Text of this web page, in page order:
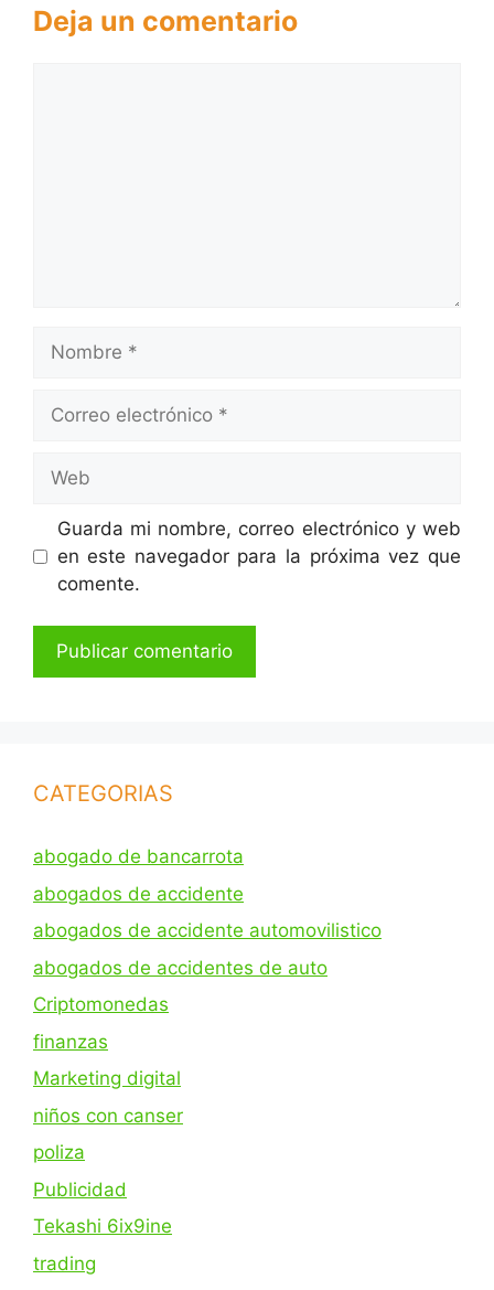
Deja un comentario
electrónico
Guarda mi nombre, correo electrónico y web
en este navegador para la próxima vez que
comente.
CATEGORIAS
abogado de bancarrota
abogados de accidente
abogados de accidente automovilistico
abogados de accidentes de auto
Criptomonedas
finanzas
Marketing digital
niños con canser
poliza
Publicidad
Tekashi 6ix9ine
trading